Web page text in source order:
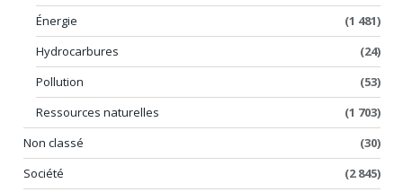
Énergie
(1 481)
Hydrocarbures
(24)
Pollution
(53)
Ressources naturelles
(1 703)
Non classé
(30)
Société
(2 845)